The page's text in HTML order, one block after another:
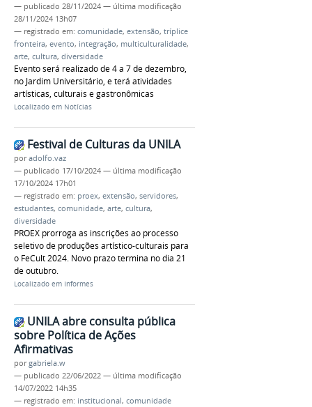
— publicado 28/11/2024 — última modificação
28/11/2024 13h07
— registrado em: comunidade, extensão, tríplice
fronteira, evento, integração, multiculturalidade,
arte, cultura, diversidade
Evento será realizado de 4 a 7 de dezembro,
no Jardim Universitário, e terá atividades
artísticas, culturais e gastronômicas
Localizado em Notícias
Festival de Culturas da UNILA
poradolfo.vaz
— publicado 17/10/2024 — última modificação
17/10/2024 17h01
— registrado em: proex, extensão, servidores,
estudantes, comunidade, arte, cultura,
diversidade
PROEX prorroga as inscrições ao processo
seletivo de produções artístico-culturais para
o FeCult 2024. Novo prazo termina no dia 21
de outubro.
Localizado em Informes
UNILA abre consulta pública
sobre Política de Ações
Afirmativas
porgabriela.w
— publicado 22/06/2022 — última modificação
14/07/2022 14h35
— registrado em: institucional, comunidade